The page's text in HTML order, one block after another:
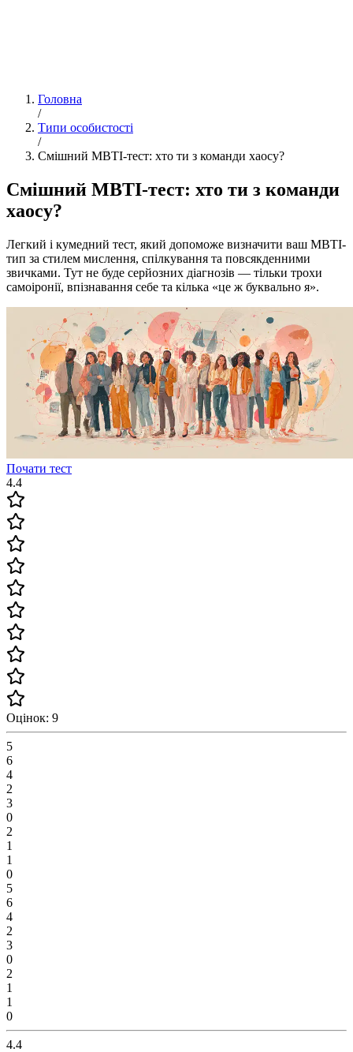
Головна
/
Типи особистості
/
Смішний MBTI-тест: хто ти з команди хаосу?
Смішний MBTI-тест: хто ти з команди
хаосу?
Легкий і кумедний тест, який допоможе визначити ваш MBTI-
тип за стилем мислення, спілкування та повсякденними
звичками. Тут не буде серйозних діагнозів — тільки трохи
самоіронії, впізнавання себе та кілька «це ж буквально я».
Почати тест
4.4
Оцінок: 9
5
6
4
2
3
0
2
1
1
0
5
6
4
2
3
0
2
1
1
0
4.4